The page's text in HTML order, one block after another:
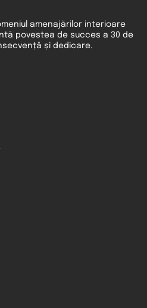
amenajărilor interioare
povestea de succes a 30 de
și dedicare.